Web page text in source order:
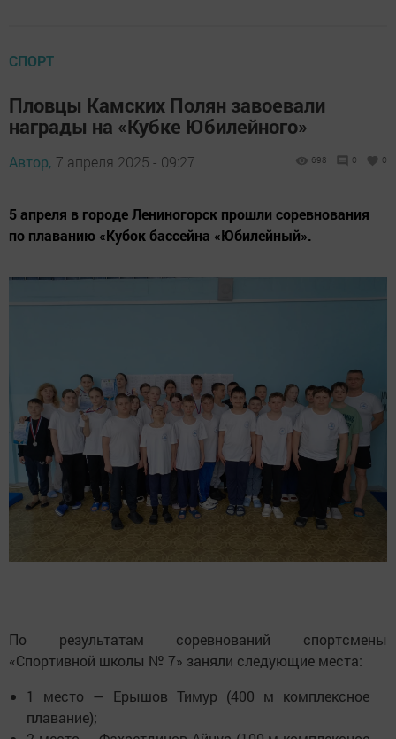
СПОРТ
Пловцы Камских Полян завоевали
награды на «Кубке Юбилейного»
Автор, 7 апреля 2025 - 09:27 698 0 0
5 апреля в городе Лениногорск прошли соревнования
по плаванию «Кубок бассейна «Юбилейный».
По результатам соревнований спортсмены
«Спортивной школы № 7» заняли следующие места:
1 место — Ерышов Тимур (400 м комплексное
плавание);